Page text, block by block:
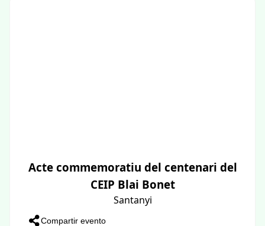
Acte commemoratiu del centenari del
CEIP Blai Bonet
Santanyi
Compartir evento